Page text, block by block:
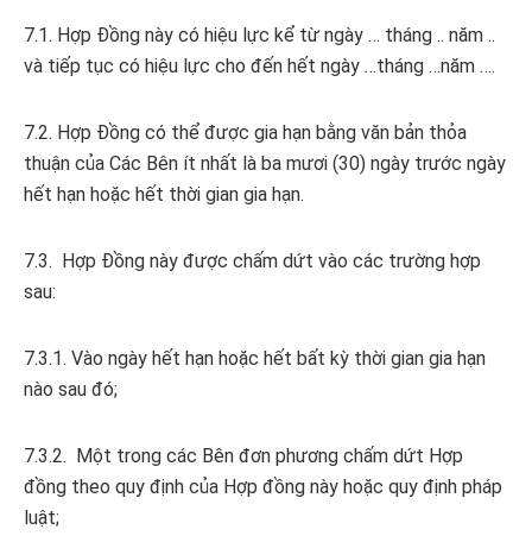
7.1. Hợp Đồng này có hiệu lực kể từ ngày … tháng .. năm ..
và tiếp tục có hiệu lực cho đến hết ngày …tháng …năm ….
7.2. Hợp Đồng có thể được gia hạn bằng văn bản thỏa
thuận của Các Bên ít nhất là ba mươi (30) ngày trước ngày
hết hạn hoặc hết thời gian gia hạn.
7.3. Hợp Đồng này được chấm dứt vào các trường hợp
sau:
7.3.1. Vào ngày hết hạn hoặc hết bất kỳ thời gian gia hạn
nào sau đó;
7.3.2. Một trong các Bên đơn phương chấm dứt Hợp
đồng theo quy định của Hợp đồng này hoặc quy định pháp
luật;